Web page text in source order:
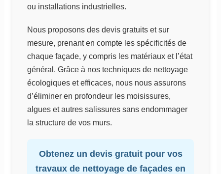
ou installations industrielles.
Nous proposons des devis gratuits et sur
mesure, prenant en compte les spécificités de
chaque façade, y compris les matériaux et l’état
général. Grâce à nos techniques de nettoyage
écologiques et efficaces, nous nous assurons
d’éliminer en profondeur les moisissures,
algues et autres salissures sans endommager
la structure de vos murs.
Obtenez un devis gratuit pour vos
travaux de nettoyage de façades en